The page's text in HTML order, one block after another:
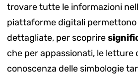
trovare tutte le informazioni
piattaforme digitali
dettagliate, per scoprire
che per appassionati, le
conoscenza delle simbologie